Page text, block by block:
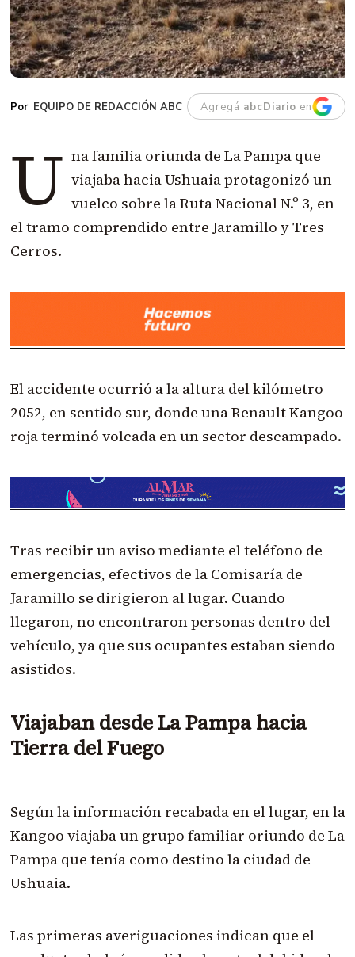
EQUIPO DE REDACCIÓN ABC Agregá abcDiario en
U na familia oriunda de La Pampa que
viajaba hacia Ushuaia protagonizó un
vuelco sobre la Ruta Nacional N.º 3, en
el tramo comprendido entre Jaramillo y Tres
Cerros.
El accidente ocurrió a la altura del kilómetro
2052, en sentido sur, donde una Renault Kangoo
roja terminó volcada en un sector descampado.
Tras recibir un aviso mediante el teléfono de
emergencias, efectivos de la Comisaría de
Jaramillo se dirigieron al lugar. Cuando
llegaron, no encontraron personas dentro del
vehículo, ya que sus ocupantes estaban siendo
asistidos.
Viajaban desde La Pampa hacia
Tierra del Fuego
Según la información recabada en el lugar, en la
Kangoo viajaba un grupo familiar oriundo de La
Pampa que tenía como destino la ciudad de
Ushuaia.
Las primeras averiguaciones indican que el